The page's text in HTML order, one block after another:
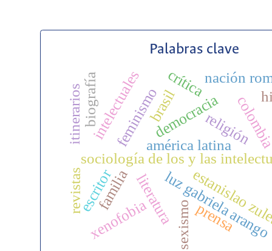
Palabras clave
sociología de los y las
américa latina
literatura
feminismo
luz gabriela arango
estanislao
intelectuales democracia
brasil
religión
sexismo
xenofobia
biografía
familia
crítica
escritor
revistas
itinerarios
nación
prensa